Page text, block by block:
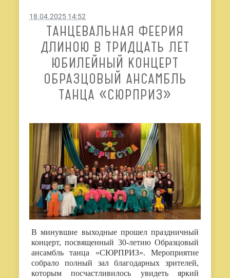
18.04.2025 14:52
ТАНЦЕВАЛЬНАЯ ФЕЕРИЯ
ДЛИНОЮ В ТРИДЦАТЬ ЛЕТ
ЮБИЛЕЙНЫЙ КОНЦЕРТ
ОБРАЗЦОВЫЙ АНСАМБЛЬ
ТАНЦА «СЮРПРИЗ»
В минувшие выходные прошел праздничный
концерт, посвященный 30-летию Образцовый
ансамбль танца «СЮРПРИЗ». Мероприятие
собрало полный зал благодарных зрителей,
которым посчастливилось увидеть яркий